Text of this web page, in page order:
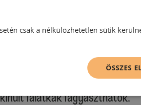
A falatokat sütőrácson hagyjuk
falatkák fagyaszthatók.
csak a nélkülözhetetlen sütik
ÖSSZES